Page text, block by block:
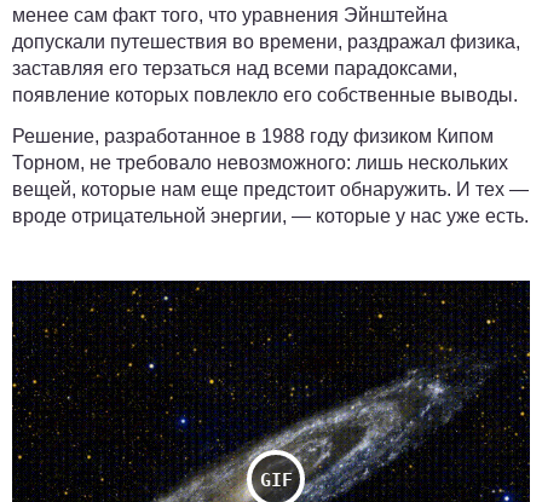
менее сам факт того, что уравнения Эйнштейна
допускали путешествия во времени, раздражал физика,
заставляя его терзаться над всеми парадоксами,
появление которых повлекло его собственные выводы.
Решение, разработанное в 1988 году физиком Кипом
Торном, не требовало невозможного: лишь нескольких
вещей, которые нам еще предстоит обнаружить. И тех —
вроде отрицательной энергии, — которые у нас уже есть.